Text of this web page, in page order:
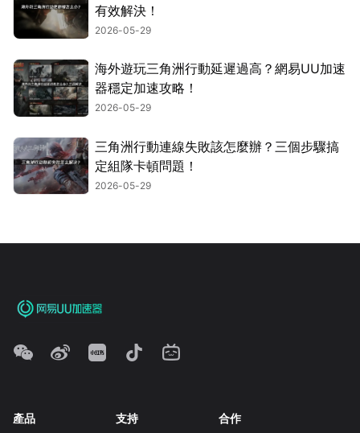
有效解決！
2026-05-29
海外遊玩三角洲行動延遲過高？網易UU加速
器穩定加速攻略！
2026-05-29
三角洲行動連線失敗該怎麼辦？三個步驟搞
定組隊卡頓問題！
2026-05-29
產品 支持 合作